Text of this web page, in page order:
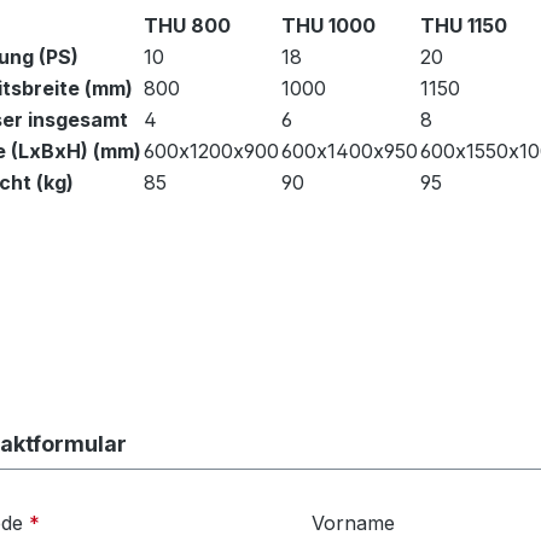
THU 800 THU 1000
THU 1150
(PS)
10 18
20
(mm) 800 1000
1150
insgesamt
4 6
8
(LxBxH) (mm)600x1200x900600x1400x950
(kg)
85 90 95
* Vorname